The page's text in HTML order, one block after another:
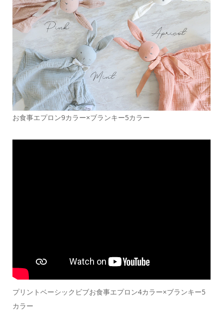
お食事エプロン9カラー×ブランキー5カラー
プリントベーシックビブお食事エプロン4カラー×ブランキー5
カラー